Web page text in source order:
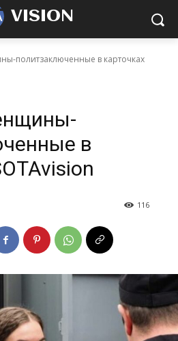
VISION
политзаключенные в карточках
в
116